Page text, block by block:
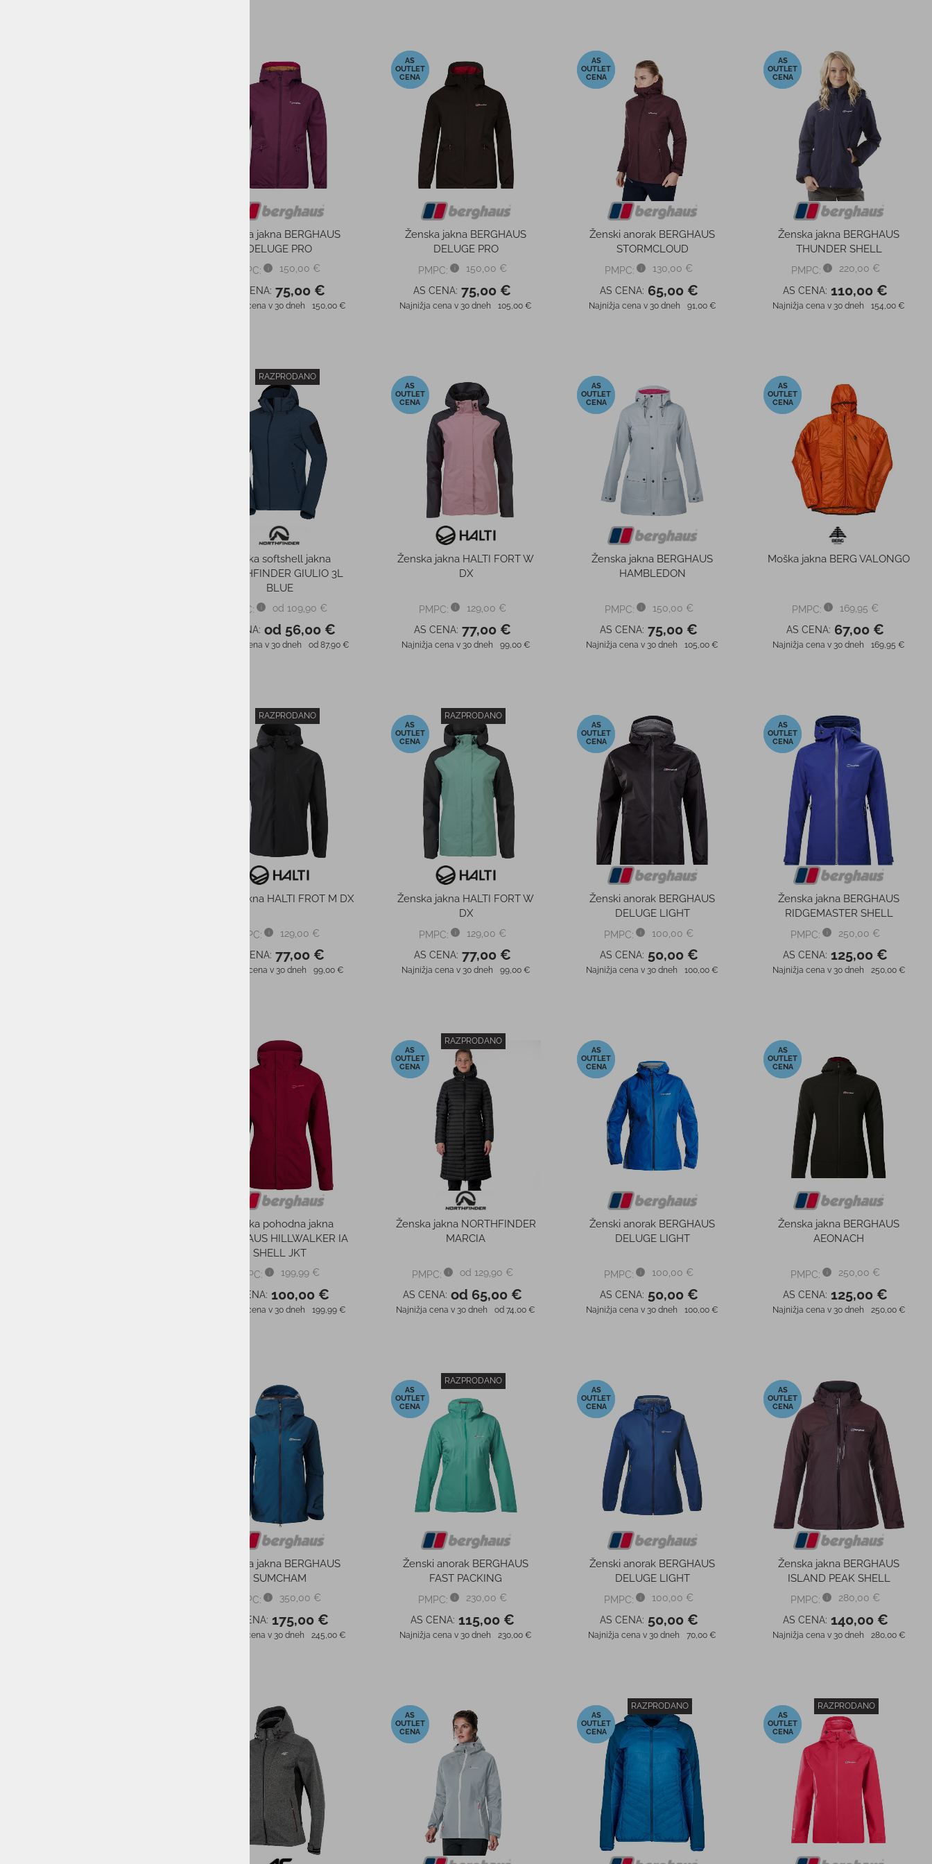
Ženska jakna BERGHAUS
DELUGE PRO
PMPC:
150,00 €
AS CENA: 75,00 €
Najnižja cena v 30 dneh 150,00 €
-50%
Ženska jakna BERGHAUS
DELUGE PRO
PMPC:
150,00 €
AS CENA: 75,00 €
Najnižja cena v 30 dneh 105,00 €
-50%
Ženski anorak BERGHAUS
STORMCLOUD
PMPC:
130,00 €
AS CENA: 65,00 €
Najnižja cena v 30 dneh 91,00 €
-50%
Ženska jakna BERGHAUS
THUNDER SHELL
PMPC:
220,00 €
AS CENA: 110,00 €
Najnižja cena v 30 dneh 154,00 €
RAZPRODANO
Moška softshell jakna
NORTHFINDER GIULIO 3L
BLUE
PMPC:
od 109,90 €
AS CENA: od 56,00 €
Najnižja cena v 30 dneh od 87,90 €
-40%
Ženska jakna HALTI FORT W
DX
PMPC:
129,00 €
AS CENA: 77,00 €
Najnižja cena v 30 dneh 99,00 €
-50%
Ženska jakna BERGHAUS
HAMBLEDON
PMPC:
150,00 €
AS CENA: 75,00 €
Najnižja cena v 30 dneh 105,00 €
-61%
Moška jakna BERG VALONGO
PMPC:
169,95 €
AS CENA: 67,00 €
Najnižja cena v 30 dneh 169,95 €
RAZPRODANO
Moška jakna HALTI FROT M DX
PMPC:
129,00 €
AS CENA: 77,00 €
Najnižja cena v 30 dneh 99,00 €
-40%
RAZPRODANO
Ženska jakna HALTI FORT W
DX
PMPC:
129,00 €
AS CENA: 77,00 €
Najnižja cena v 30 dneh 99,00 €
-50%
Ženski anorak BERGHAUS
DELUGE LIGHT
PMPC:
100,00 €
AS CENA: 50,00 €
Najnižja cena v 30 dneh 100,00 €
-50%
Ženska jakna BERGHAUS
RIDGEMASTER SHELL
PMPC:
250,00 €
AS CENA: 125,00 €
Najnižja cena v 30 dneh 250,00 €
Ženska pohodna jakna
BERGHAUS HILLWALKER IA
SHELL JKT
PMPC:
199,99 €
AS CENA: 100,00 €
Najnižja cena v 30 dneh 199,99 €
-50%
RAZPRODANO
Ženska jakna NORTHFINDER
MARCIA
PMPC:
od 129,90 €
AS CENA: od 65,00 €
Najnižja cena v 30 dneh od 74,00 €
-50%
Ženski anorak BERGHAUS
DELUGE LIGHT
PMPC:
100,00 €
AS CENA: 50,00 €
Najnižja cena v 30 dneh 100,00 €
-50%
Ženska jakna BERGHAUS
AEONACH
PMPC:
250,00 €
AS CENA: 125,00 €
Najnižja cena v 30 dneh 250,00 €
Ženska jakna BERGHAUS
SUMCHAM
PMPC:
350,00 €
AS CENA: 175,00 €
Najnižja cena v 30 dneh 245,00 €
-50%
RAZPRODANO
Ženski anorak BERGHAUS
FAST PACKING
PMPC:
230,00 €
AS CENA: 115,00 €
Najnižja cena v 30 dneh 230,00 €
-50%
Ženski anorak BERGHAUS
DELUGE LIGHT
PMPC:
100,00 €
AS CENA: 50,00 €
Najnižja cena v 30 dneh 70,00 €
-50%
Ženska jakna BERGHAUS
ISLAND PEAK SHELL
PMPC:
280,00 €
AS CENA: 140,00 €
Najnižja cena v 30 dneh 280,00 €
-50% -50%
RAZPRODANO
-53%
RAZPRODANO